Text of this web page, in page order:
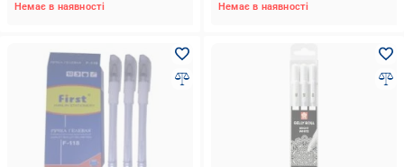
Немає в наявності Немає в наявності